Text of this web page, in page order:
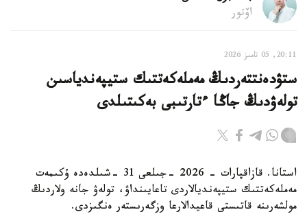
اۆتور
20:11, 05 تامىز 2026
ستۋدەنتتەردىڭ مەملەكەتتىك ستيپەندياسىن
تولەۋدىڭ جاڭا ءتارتىبى بەكىتىلدى
استانا. قازاقپارات - 2026 -جىلعى 31 -شىلدەدە ۇكىمەت
مەملەكەتتىك ستيپەنديالاردى تاعايىنداۋ، تولەۋ جانە ولاردىڭ
مولشەرىنە قاتىستى قاعيدالارعا وزگەرىستەر ەنگىزدى.